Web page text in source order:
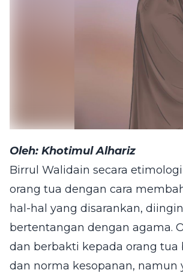
Oleh: Khotimul Alhariz
Birrul Walidain secara
orang tua dengan cara
hal-hal yang disarankan,
bertentangan dengan agama.
dan berbakti kepada orang
dan norma kesopanan,